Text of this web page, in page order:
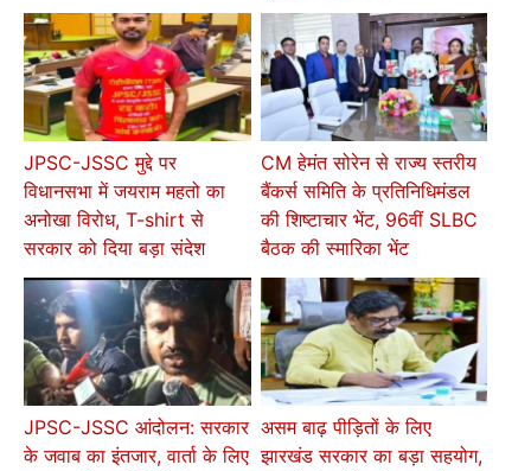
JPSC-JSSC मुद्दे पर
विधानसभा में जयराम महतो का
अनोखा विरोध, T-shirt से
सरकार को दिया बड़ा संदेश
CM हेमंत सोरेन से राज्य स्तरीय
बैंकर्स समिति के प्रतिनिधिमंडल
की शिष्टाचार भेंट, 96वीं SLBC
बैठक की स्मारिका भेंट
JPSC-JSSC आंदोलन: सरकार
के जवाब का इंतजार, वार्ता के लिए
असम बाढ़ पीड़ितों के लिए
झारखंड सरकार का बड़ा सहयोग,